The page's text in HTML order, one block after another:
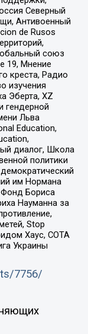
Северный
Антивоенный
de Rusos
союз
19, Мнение
креста, Радио
изучения
Эберта, XZ
гендерной
Льва
Education,
диалог, Школа
политики
им Нормана
Бориса
Науманна за
Stop
Хаус, СОТА
Украины
7756/